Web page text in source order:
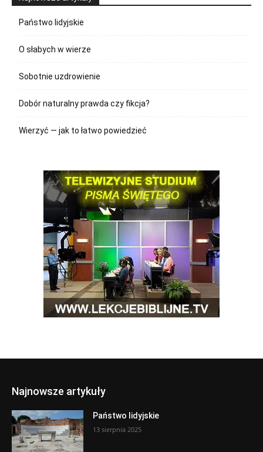
Państwo lidyjskie
O słabych w wierze
Sobotnie uzdrowienie
Dobór naturalny prawda czy fikcja?
Wierzyć — jak to łatwo powiedzieć
Najnowsze artykuły
Państwo lidyjskie
13 sierpnia 2025